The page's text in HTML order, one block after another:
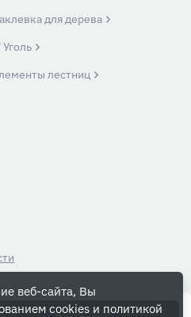
для дерева
лестниц
ознакомительный характер и ни
веб-сайта, Вы
cookies и политикой